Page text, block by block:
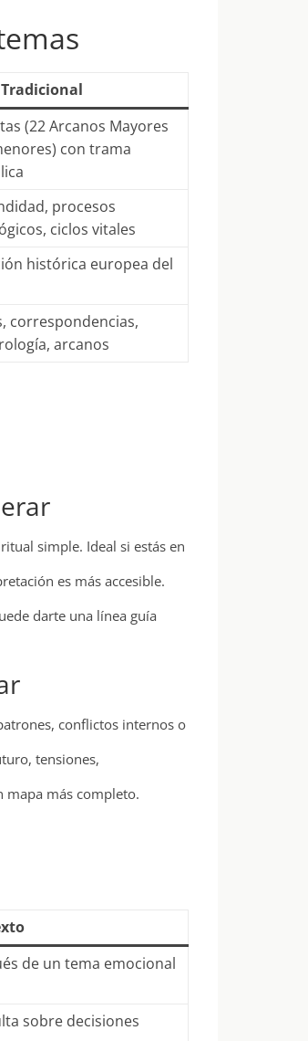
(22 Arcanos Mayores
con trama
procesos
ciclos vitales
histórica europea del
correspondencias,
arcanos
simple. Ideal si estás en
es más accesible.
darte una línea guía
conflictos internos o
tensiones,
mapa más completo.
de un tema emocional
sobre decisiones